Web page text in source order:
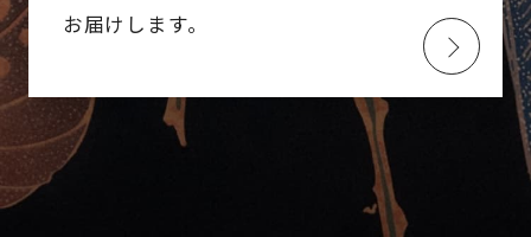
お届けします。